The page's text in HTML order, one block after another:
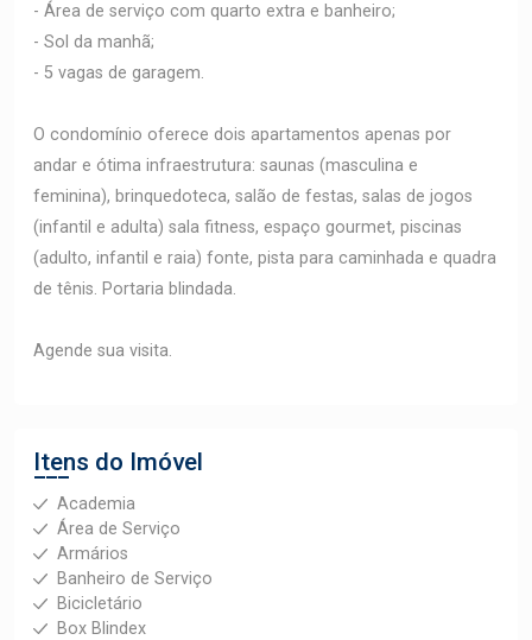
- Área de serviço com quarto extra e banheiro;
- Sol da manhã;
- 5 vagas de garagem.
O condomínio oferece dois apartamentos apenas por
andar e ótima infraestrutura: saunas (masculina e
feminina), brinquedoteca, salão de festas, salas de jogos
(infantil e adulta) sala fitness, espaço gourmet, piscinas
(adulto, infantil e raia) fonte, pista para caminhada e quadra
de tênis. Portaria blindada.
Agende sua visita.
Itens do Imóvel
Academia
Área de Serviço
Armários
Banheiro de Serviço
Bicicletário
Box Blindex